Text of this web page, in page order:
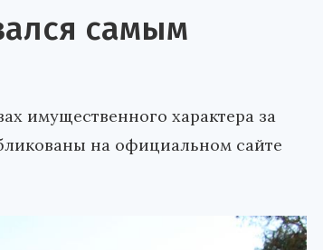
самым
имущественного характера за
на официальном сайте